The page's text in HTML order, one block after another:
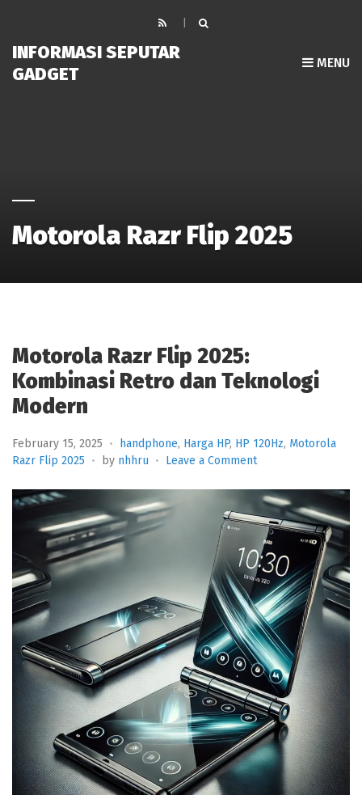
INFORMASI SEPUTAR
GADGET
MENU
Motorola Razr Flip 2025
Motorola Razr Flip 2025:
Kombinasi Retro dan Teknologi
Modern
February 15, 2025 handphone, Harga HP, HP 120Hz, Motorola
Razr Flip 2025
by nhhru Leave a Commenton
Razr
Flip
2025:
Kombinasi
Retro
dan
Teknologi
Modern